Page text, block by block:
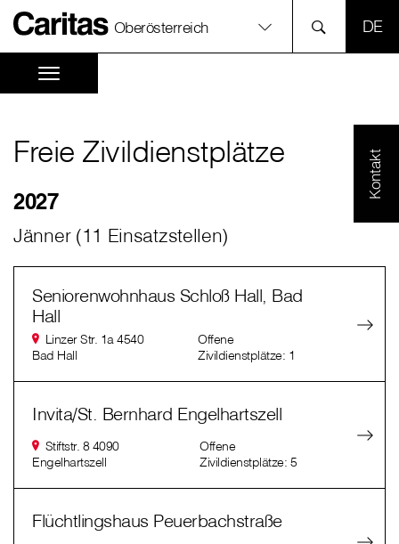
Oberösterreich
Kontakt
Freie Zivildienstplätze
2027
Jänner (11 Einsatzstellen)
Seniorenwohnhaus Schloß Hall, Bad
Hall
Linzer Str. 1a 4540
Bad Hall
Offene
Zivildienstplätze: 1
Invita/St. Bernhard Engelhartszell
Stiftstr. 8 4090
Engelhartszell
Offene
Zivildienstplätze: 5
Flüchtlingshaus Peuerbachstraße